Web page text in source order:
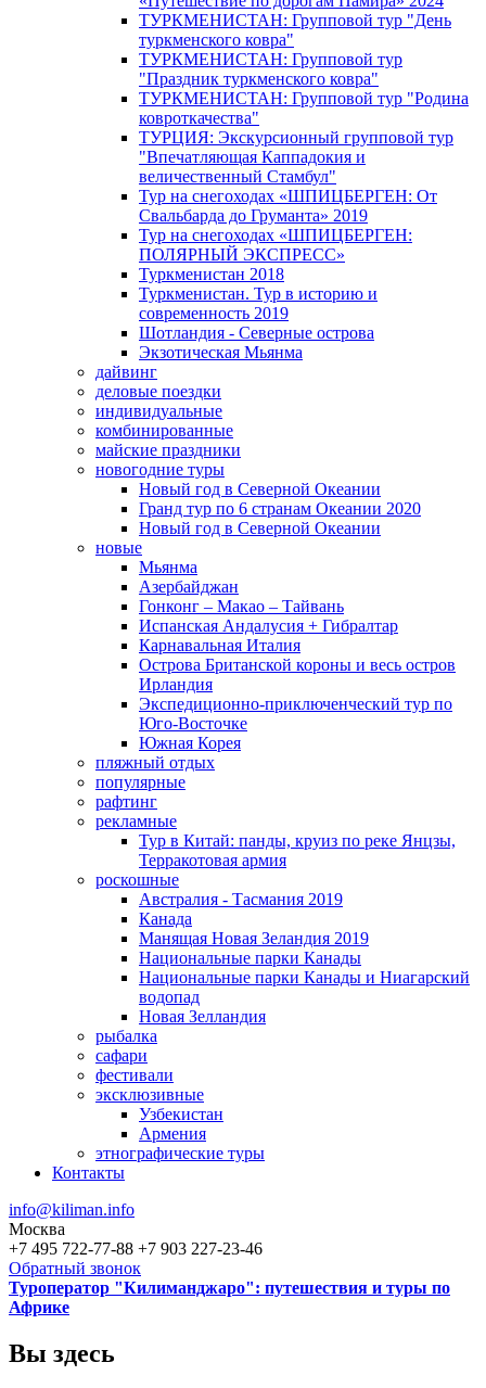
ТУРКМЕНИСТАН: Групповой тур "День
туркменского ковра"
ТУРКМЕНИСТАН: Групповой тур
"Праздник туркменского ковра"
ТУРКМЕНИСТАН: Групповой тур "Родина
ковроткачества"
ТУРЦИЯ: Экскурсионный групповой тур
"Впечатляющая Каппадокия и
величественный Стамбул"
Тур на снегоходах «ШПИЦБЕРГЕН: От
Свальбарда до Груманта» 2019
Тур на снегоходах «ШПИЦБЕРГЕН:
ПОЛЯРНЫЙ ЭКСПРЕСС»
Туркменистан 2018
Туркменистан. Тур в историю и
современность 2019
Шотландия - Северные острова
Экзотическая Мьянма
дайвинг
деловые поездки
индивидуальные
комбинированные
майские праздники
новогодние туры
Новый год в Северной Океании
Гранд тур по 6 странам Океании 2020
Новый год в Северной Океании
новые
Мьянма
Азербайджан
Гонконг – Макао – Тайвань
Испанская Андалусия + Гибралтар
Карнавальная Италия
Острова Британской короны и весь остров
Ирландия
Экспедиционно-приключенческий тур по
Юго-Восточке
Южная Корея
пляжный отдых
популярные
рафтинг
рекламные
Тур в Китай: панды, круиз по реке Янцзы,
Терракотовая армия
роскошные
Австралия - Тасмания 2019
Канада
Манящая Новая Зеландия 2019
Национальные парки Канады
Национальные парки Канады и Ниагарский
водопад
Новая Зелландия
рыбалка
сафари
фестивали
эксклюзивные
Узбекистан
Армения
этнографические туры
Контакты
info@kiliman.info
Москва
+7 495 722-77-88 +7 903 227-23-46
Обратный звонок
Туроператор "Килиманджаро": путешествия и туры по
Африке
Вы здесь